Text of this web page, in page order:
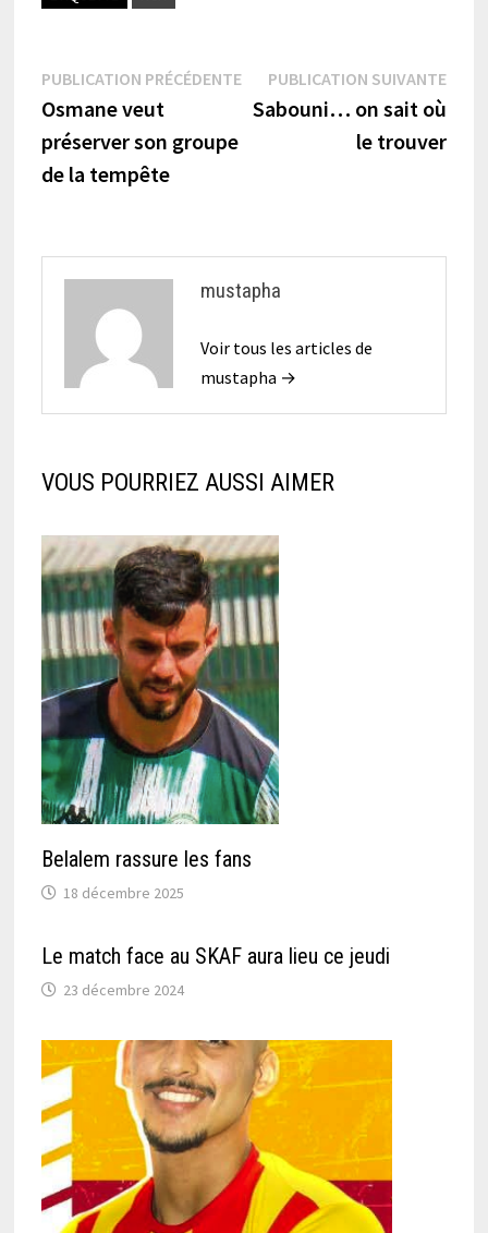
Navigation
de
l’article
PUBLICATION PRÉCÉDENTEPublication
précédente :
Osmane veut
préserver son groupe
de la tempête
PUBLICATION SUIVANTE
Sabouni… on sait où
le trouver
mustapha
Voir tous les articles de
mustapha →
VOUS POURRIEZ AUSSI AIMER
Belalem rassure les fans
18 décembre 2025
Le match face au SKAF aura lieu ce jeudi
23 décembre 2024